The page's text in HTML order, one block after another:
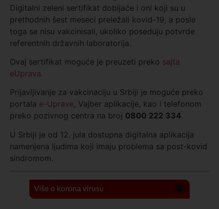
Digitalni zeleni sertifikat dobijaće i oni koji su u
prethodnih šest meseci preležali kovid-19, a posle
toga se nisu vakcinisali, ukoliko poseduju potvrde
referentnih državnih laboratorija.
Ovaj sertifikat moguće je preuzeti preko sajta
eUprava.
Prijavljivanje za vakcinaciju u Srbiji je moguće preko
portala e-Uprave, Vajber aplikacije, kao i telefonom
preko pozivnog centra na broj 0800 222 334.
U Srbiji je od 12. jula dostupna digitalna aplikacija
namenjena ljudima koji imaju problema sa post-kovid
sindromom.